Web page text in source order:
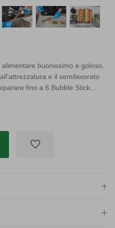
buonissimo e goloso,
e il semilavorato
fino a 6 Bubble Stick...